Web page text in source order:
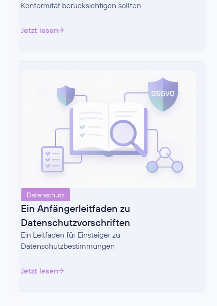
Konformität berücksichtigen sollten.
Jetzt lesen
Datenschutz
Ein Anfängerleitfaden zu
Datenschutzvorschriften
Ein Leitfaden für Einsteiger zu
Datenschutzbestimmungen
Jetzt lesen